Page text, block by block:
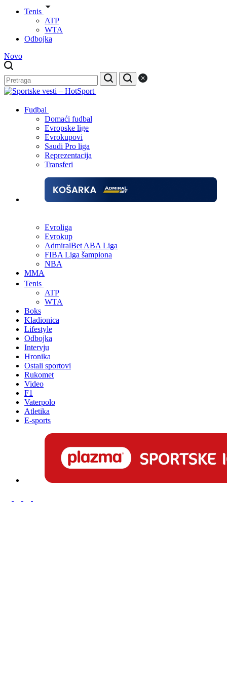
Tenis
ATP
WTA
Odbojka
Novo
Fudbal
Domaći fudbal
Evropske lige
Evrokupovi
Saudi Pro liga
Reprezentacija
Transferi
Evroliga
Evrokup
AdmiralBet ABA Liga
FIBA Liga šampiona
NBA
MMA
Tenis
ATP
WTA
Boks
Kladionica
Lifestyle
Odbojka
Intervju
Hronika
Ostali sportovi
Rukomet
Video
F1
Vaterpolo
Atletika
E-sports